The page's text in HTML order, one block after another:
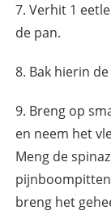
Verhit 1
de pan.
Bak hierin de
Breng op
en neem het
Meng de
pijnboompitten
breng het